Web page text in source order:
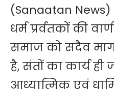
(Sanaatan
धर्म प्रर्वतकों की
समाज को सदैव
है, संतों का कार्य
आध्यात्मिक एवं